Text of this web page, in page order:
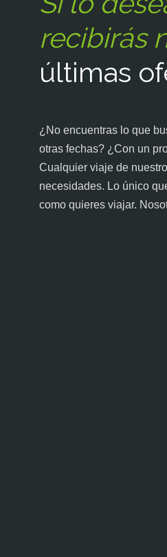
recibirás
últimas
¿No encuentras lo que
otras fechas? ¿Con un
Cualquier viaje de
necesidades. Lo único
como quieres viajar.